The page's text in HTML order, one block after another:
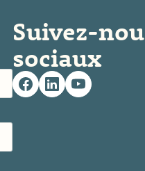
Suivez-
sociaux